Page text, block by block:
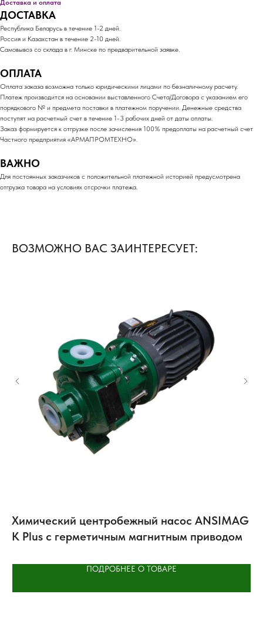
Доставка и оплата
ДОСТАВКА
Республика Беларусь в течение 1-2 дней.
Россия и Казахстан в течение 2-10 дней.
Самовывоз со склада в г. Минске по предварительной заявке.
ОПЛАТА
Оплата заказа возможна только юридическими лицами по безналичному расчету.
Платеж производится на основании выставленного Счета/Договора с указанием его
порядкового № и предмета поставки в платежном поручении. Денежные средства
поступят на расчетный счет в течение 1-3 рабочих дней от даты оплаты.
Заказ формируется к отгрузке после зачисления 100% предоплаты на расчетный счет
Частного предприятия «АРМАПРОМТЕХНО».
ВАЖНО
Для постоянных заказчиков с положительной платежной историей предусмотрена
отгрузка товара на условиях отсрочки платежа.
ВОЗМОЖНО ВАС ЗАИНТЕРЕСУЕТ:
Химический центробежный насос ANSIMAG
K Plus с герметичным магнитным приводом
ПОДРОБНЕЕ О ТОВАРЕ